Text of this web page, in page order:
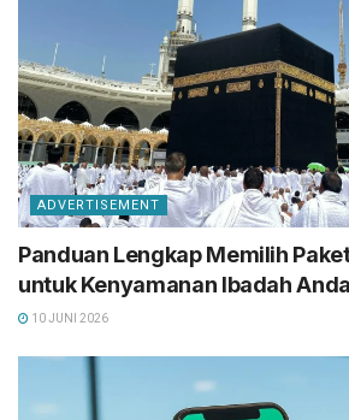
ADVERTISEMENT
Panduan Lengkap Memilih
untuk Kenyamanan Ibadah Anda
10 JUNI 2026